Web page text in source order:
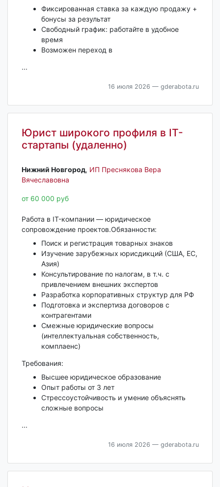
Фиксированная ставка за каждую продажу +
бонусы за результат
Свободный график: работайте в удобное
время
Возможен переход в
...
16 июля 2026 — gderabota.ru
Юрист широкого профиля в IT-
стартапы (удаленно)
Нижний Новгород‎, ИП Преснякова Вера
Вячеславовна
от 60 000 руб
Работа в IT-компании — юридическое
сопровождение проектов.Обязанности:
Поиск и регистрация товарных знаков
Изучение зарубежных юрисдикций (США, ЕС,
Азия)
Консультирование по налогам, в т.ч. с
привлечением внешних экспертов
Разработка корпоративных структур для РФ
Подготовка и экспертиза договоров с
контрагентами
Смежные юридические вопросы
(интеллектуальная собственность,
комплаенс)
Требования:
Высшее юридическое образование
Опыт работы от 3 лет
Стрессоустойчивость и умение объяснять
сложные вопросы
...
16 июля 2026 — gderabota.ru